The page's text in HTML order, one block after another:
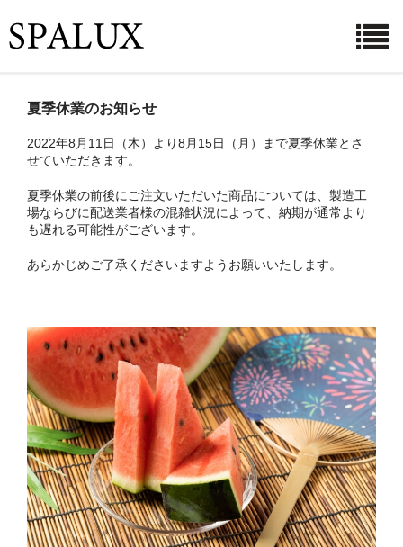
利用シーン
菌・ウイルスとその対策
よくある質問
会社概要
お問い合わせ
夏季休業のお知らせ
2022年8月11日（木）より8月15日（月）まで夏季休業とさ
せていただきます。
夏季休業の前後にご注文いただいた商品については、製造工
場ならびに配送業者様の混雑状況によって、納期が通常より
も遅れる可能性がございます。
あらかじめご了承くださいますようお願いいたします。